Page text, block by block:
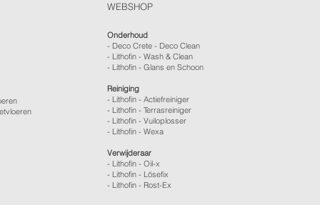
WEBSHOP
Onderhoud
- Deco Crete - Deco Clean
- Lithofin - Wash & Clean
- Lithofin - Glans en Schoon
Reiniging
- Lithofin - Actiefreiniger
- Lithofin - Terrasreiniger
- Lithofin - Vuiloplosser
- Lithofin - Wexa
Verwijderaar
- Lithofin - Oil-x
- Lithofin - Lösefix
- Lithofin - Rost-Ex